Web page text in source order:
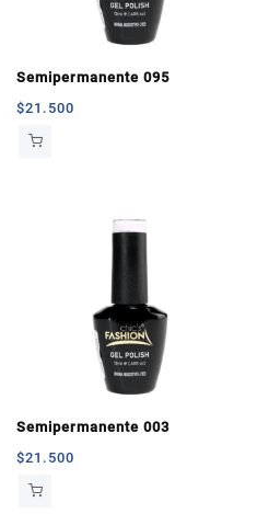
Semipermanente 095
$21.500
Semipermanente 003
$21.500